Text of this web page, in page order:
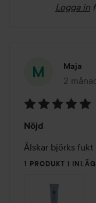
Logga in
Maja
2
5
av
5
Nöjd
Älskar björks fukt
1 PRODUKT I